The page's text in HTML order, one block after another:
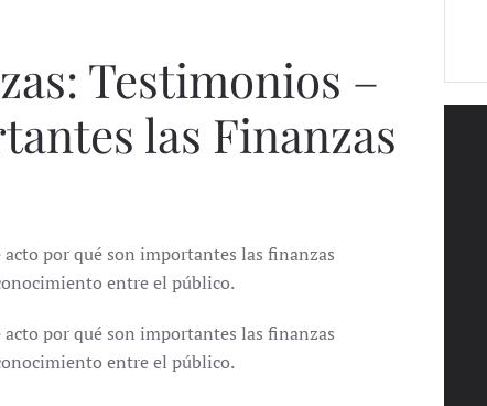
Testimonios –
las Finanzas
por qué son importantes las finanzas
entre el público.
por qué son importantes las finanzas
entre el público.